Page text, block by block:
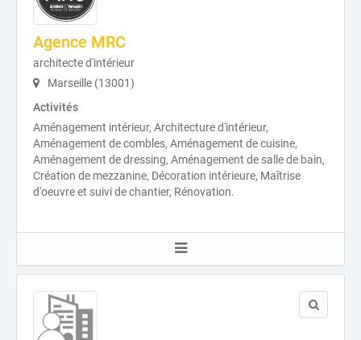
Agence MRC
architecte d'intérieur
Marseille (13001)
Activités
Aménagement intérieur, Architecture d'intérieur,
Aménagement de combles, Aménagement de cuisine,
Aménagement de dressing, Aménagement de salle de bain,
Création de mezzanine, Décoration intérieure, Maîtrise
d'oeuvre et suivi de chantier, Rénovation.